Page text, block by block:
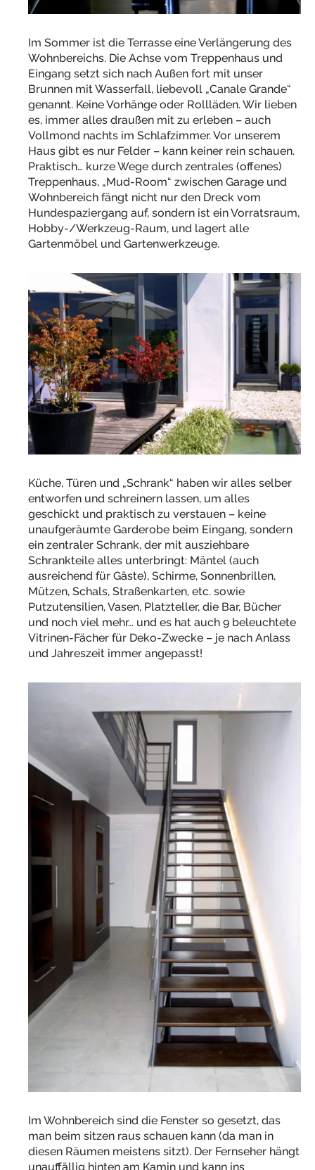
Im Sommer ist die Terrasse eine Verlängerung des
Wohnbereichs. Die Achse vom Treppenhaus und
Eingang setzt sich nach Außen fort mit unser
Brunnen mit Wasserfall, liebevoll „Canale Grande“
genannt. Keine Vorhänge oder Rollläden. Wir lieben
es, immer alles draußen mit zu erleben – auch
Vollmond nachts im Schlafzimmer. Vor unserem
Haus gibt es nur Felder – kann keiner rein schauen.
Praktisch… kurze Wege durch zentrales (offenes)
Treppenhaus, „Mud-Room“ zwischen Garage und
Wohnbereich fängt nicht nur den Dreck vom
Hundespaziergang auf, sondern ist ein Vorratsraum,
Hobby-/Werkzeug-Raum, und lagert alle
Gartenmöbel und Gartenwerkzeuge.
Küche, Türen und „Schrank“ haben wir alles selber
entworfen und schreinern lassen, um alles
geschickt und praktisch zu verstauen – keine
unaufgeräumte Garderobe beim Eingang, sondern
ein zentraler Schrank, der mit ausziehbare
Schrankteile alles unterbringt: Mäntel (auch
ausreichend für Gäste), Schirme, Sonnenbrillen,
Mützen, Schals, Straßenkarten, etc. sowie
Putzutensilien, Vasen, Platzteller, die Bar, Bücher
und noch viel mehr… und es hat auch 9 beleuchtete
Vitrinen-Fächer für Deko-Zwecke – je nach Anlass
und Jahreszeit immer angepasst!
Im Wohnbereich sind die Fenster so gesetzt, das
man beim sitzen raus schauen kann (da man in
diesen Räumen meistens sitzt). Der Fernseher hängt
unauffällig hinten am Kamin und kann ins